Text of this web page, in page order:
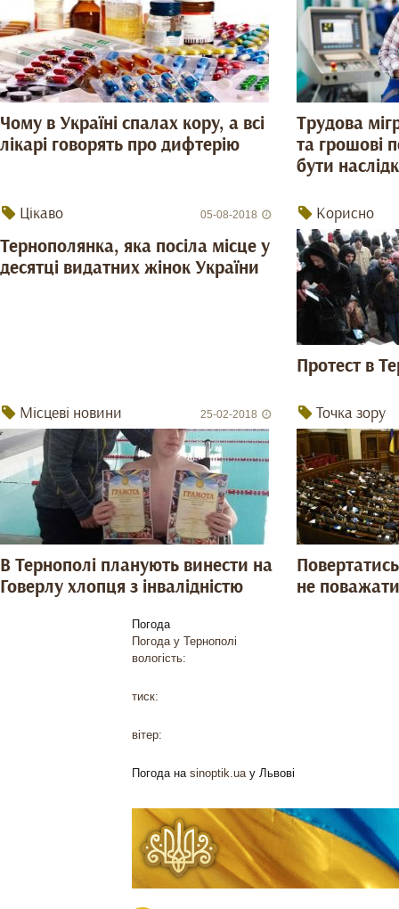
Чому в Україні спалах кору, а всі
лікарі говорять про дифтерію
Tрудова
та грошові
бути
Цікаво 05-08-2018
Тернополянка, яка посіла місце у
десятці видатних жінок України
Корисно
Протест в
Місцеві новини 25-02-2018
В Тернополі планують винести на
Говерлу хлопця з інвалідністю
Точка зору
не
Погода
Погода у Тернополі
вологість:
тиск:
вітер:
Погода на sinoptik.ua у Львові